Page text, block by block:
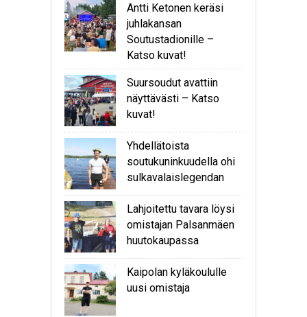
Antti Ketonen keräsi
juhlakansan
Soutustadionille –
Katso kuvat!
Suursoudut avattiin
näyttävästi – Katso
kuvat!
Yhdellätoista
soutukuninkuudella ohi
sulkavalaislegendan
Lahjoitettu tavara löysi
omistajan Palsanmäen
huutokaupassa
Kaipolan kyläkoululle
uusi omistaja